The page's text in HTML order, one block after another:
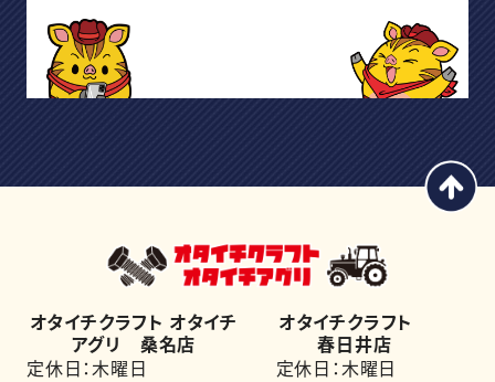
オタイチクラフト オタイチ
アグリ 桑名店
定休日：木曜日
オタイチクラフト
春日井店
定休日：木曜日